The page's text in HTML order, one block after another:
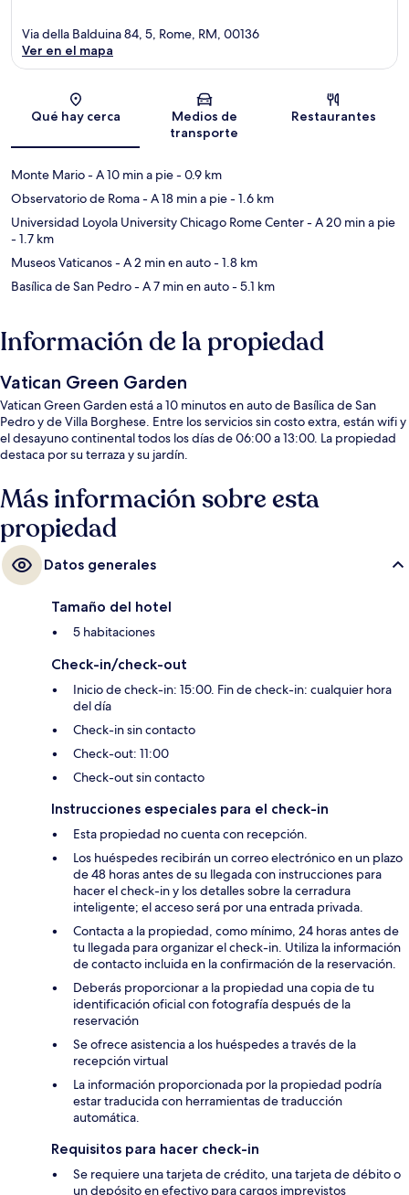
Sección del mapa
Via della Balduina 84, 5, Rome, RM, 00136
Ver en el mapa
Qué hay cerca
Medios de
transporte
Restaurantes
Monte Mario- A 10 min a pie- 0.9 km
Observatorio de Roma- A 18 min a pie- 1.6 km
Universidad Loyola University Chicago Rome Center- A 20 min a pie
- 1.7 km
Museos Vaticanos- A 2 min en auto- 1.8 km
Basílica de San Pedro- A 7 min en auto- 5.1 km
Información de la propiedad
Vatican Green Garden
Vatican Green Garden está a 10 minutos en auto de Basílica de San
Pedro y de Villa Borghese. Entre los servicios sin costo extra, están wifi y
el desayuno continental todos los días de 06:00 a 13:00. La propiedad
destaca por su terraza y su jardín.
Más información sobre esta
propiedad
Datos generales
Tamaño del hotel
5 habitaciones
Check-in/check-out
Inicio de check-in: 15:00. Fin de check-in: cualquier hora
del día
Check-in sin contacto
Check-out: 11:00
Check-out sin contacto
Instrucciones especiales para el check-in
Esta propiedad no cuenta con recepción.
Los huéspedes recibirán un correo electrónico en un plazo
de 48 horas antes de su llegada con instrucciones para
hacer el check-in y los detalles sobre la cerradura
inteligente; el acceso será por una entrada privada.
Contacta a la propiedad, como mínimo, 24 horas antes de
tu llegada para organizar el check-in. Utiliza la información
de contacto incluida en la confirmación de la reservación.
Deberás proporcionar a la propiedad una copia de tu
identificación oficial con fotografía después de la
reservación
Se ofrece asistencia a los huéspedes a través de la
recepción virtual
La información proporcionada por la propiedad podría
estar traducida con herramientas de traducción
automática.
Requisitos para hacer check-in
Se requiere una tarjeta de crédito, una tarjeta de débito o
un depósito en efectivo para cargos imprevistos